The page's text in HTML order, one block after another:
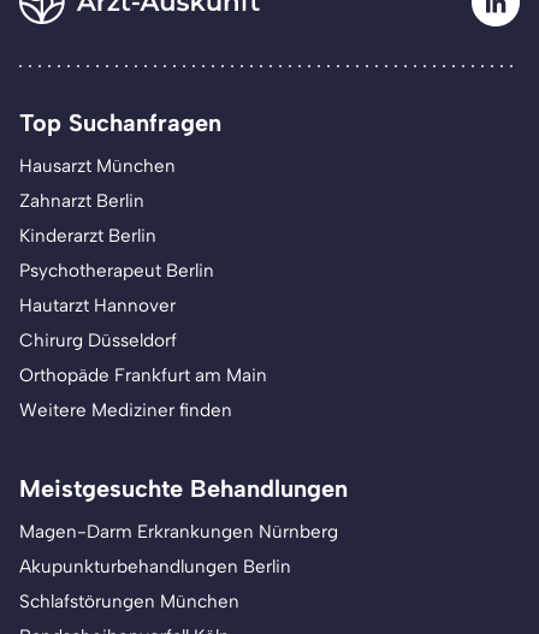
Top Suchanfragen
Hausarzt München
Zahnarzt Berlin
Kinderarzt Berlin
Psychotherapeut Berlin
Hautarzt Hannover
Chirurg Düsseldorf
Orthopäde Frankfurt am Main
Weitere Mediziner finden
Meistgesuchte Behandlungen
Magen-Darm Erkrankungen Nürnberg
Akupunkturbehandlungen Berlin
Schlafstörungen München